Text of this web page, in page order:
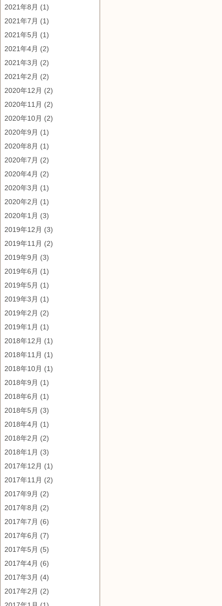
2021年8月 (1)
2021年7月 (1)
2021年5月 (1)
2021年4月 (2)
2021年3月 (2)
2021年2月 (2)
2020年12月 (2)
2020年11月 (2)
2020年10月 (2)
2020年9月 (1)
2020年8月 (1)
2020年7月 (2)
2020年4月 (2)
2020年3月 (1)
2020年2月 (1)
2020年1月 (3)
2019年12月 (3)
2019年11月 (2)
2019年9月 (3)
2019年6月 (1)
2019年5月 (1)
2019年3月 (1)
2019年2月 (2)
2019年1月 (1)
2018年12月 (1)
2018年11月 (1)
2018年10月 (1)
2018年9月 (1)
2018年6月 (1)
2018年5月 (3)
2018年4月 (1)
2018年2月 (2)
2018年1月 (3)
2017年12月 (1)
2017年11月 (2)
2017年9月 (2)
2017年8月 (2)
2017年7月 (6)
2017年6月 (7)
2017年5月 (5)
2017年4月 (6)
2017年3月 (4)
2017年2月 (2)